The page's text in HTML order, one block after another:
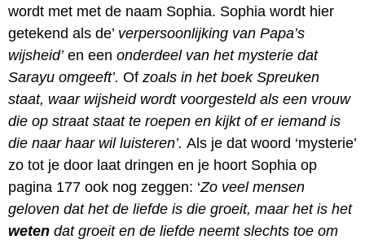
wordt met met de naam Sophia. Sophia wordt hier
getekend als de’ verpersoonlijking van Papa’s
wijsheid’en een onderdeel van het mysterie dat
Sarayu omgeeft’. Of zoals in het boek Spreuken
staat, waar wijsheid wordt voorgesteld als een vrouw
die op straat staat te roepen en kijkt of er iemand is
die naar haar wil luisteren’. Als je dat woord ‘mysterie’
zo tot je door laat dringen en je hoort Sophia op
pagina 177 ook nog zeggen: ‘Zo veel mensen
geloven dat het de liefde is die groeit, maar het is het
weten dat groeit en de liefde neemt slechts toe om